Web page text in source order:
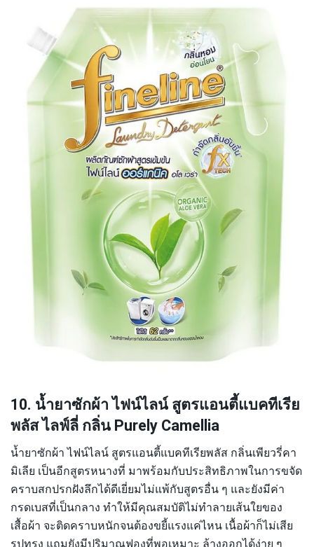
10. น้ำยาซักผ้า ไฟน์ไลน์ สูตรแอนตี้แบคทีเรีย
พลัส ไลฟ์ลี่ กลิ่น Purely Camellia
น้ำยาซักผ้า ไฟน์ไลน์ สูตรแอนตี้แบคทีเรียพลัส กลิ่นเพียวรี่คา
มิเลีย เป็นอีกสูตรหนางที่ มาพร้อมกับประสิทธิภาพในการขจัด
คราบสกปรกฝังลึกได้ดีเยี่ยมไม่แพ้กับสูตรอื่น ๆ และยังมีค่า
กรดเบสที่เป็นกลาง ทำให้มีคุณสมบัติไม่ทำลายเส้นใยของ
เสื้อผ้า จะติดคราบหนักจนต้องขยี้แรงแค่ไหน เนื้อผ้าก็ไม่เสีย